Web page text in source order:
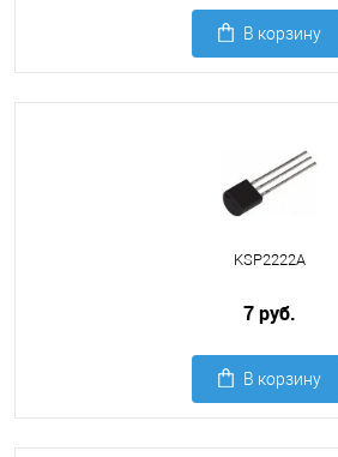
В корзину
KSP2222A
7 руб.
В корзину